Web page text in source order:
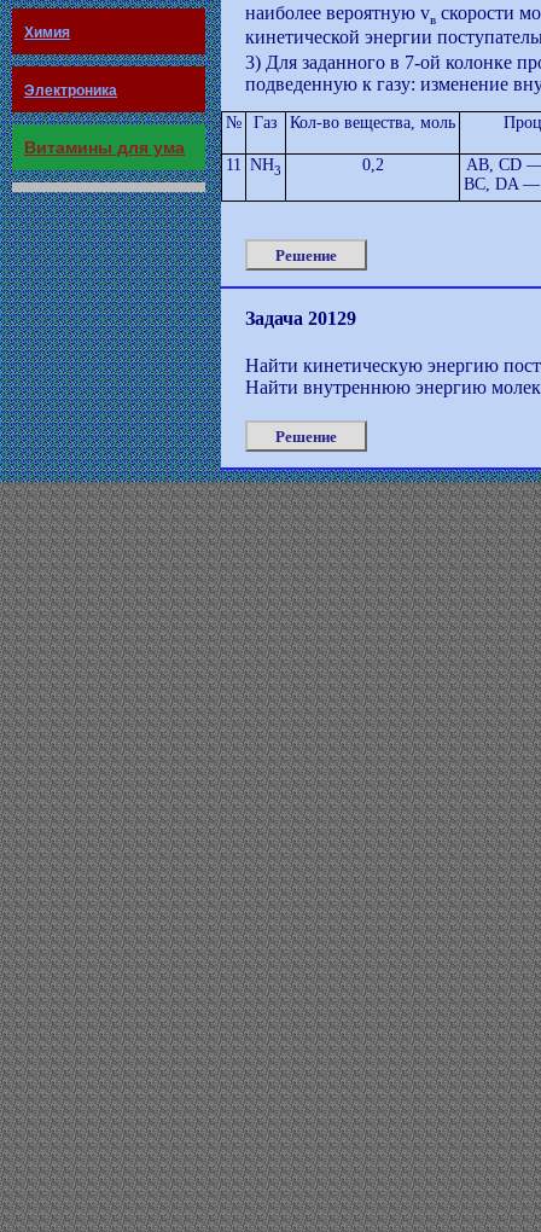
Химия
Электроника
Витамины для ума
наиболее вероятную vв скорости
кинетической энергии
3) Для заданного в 7-ой колонке
подведенную к газу: изменение
№ Газ Кол-во вещества, моль
11 NH3 0,2
AB, CD
BC, DA —
Решение
Задача 20129
Найти кинетическую энергию
Найти внутреннюю энергию
Решение